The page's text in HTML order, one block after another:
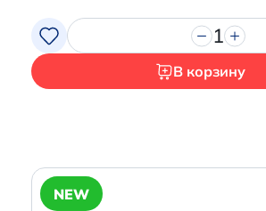
1
В корзину
NEW